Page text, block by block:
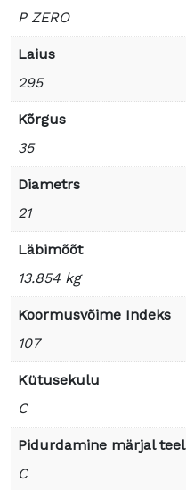
P ZERO
Laius
295
Kõrgus
35
Diametrs
21
Läbimõõt
13.854 kg
Koormusvõime Indeks
107
Kütusekulu
C
Pidurdamine märjal teel
C